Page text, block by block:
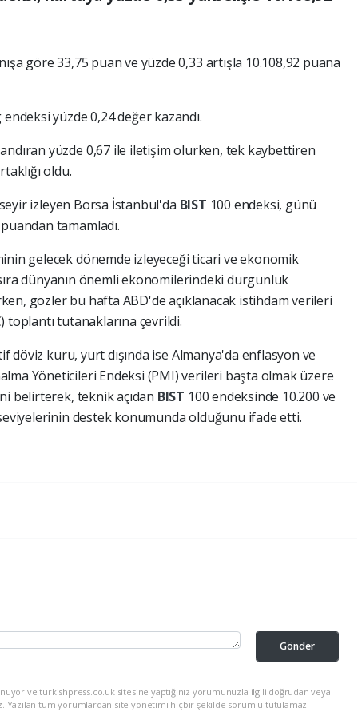
göre 33,75 puan ve yüzde 0,33 artışla 10.108,92 puana
yüzde 0,24 değer kazandı.
yüzde 0,67 ile iletişim olurken, tek kaybettiren
oldu.
izleyen Borsa İstanbul'da BIST 100 endeksi, günü
tamamladı.
gelecek dönemde izleyeceği ticari ve ekonomik
dünyanın önemli ekonomilerindeki durgunluk
gözler bu hafta ABD'de açıklanacak istihdam verileri
toplantı tutanaklarına çevrildi.
kuru, yurt dışında ise Almanya'da enflasyon ve
Yöneticileri Endeksi (PMI) verileri başta olmak üzere
belirterek, teknik açıdan BIST 100 endeksinde 10.200 ve
destek konumunda olduğunu ifade etti.
Gönder
ve turkishpress.co.uk sitesine yaptığınız yorumunuzla ilgili doğrudan veya
Yazılan tüm yorumlardan site yönetimi hiçbir şekilde sorumlu tutulamaz.